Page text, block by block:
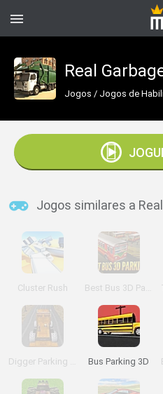
Real
Jogos / Jogos de
Jogos similares a
Cluster Rush Best Bus 3D Parking
Digger Parking Sim Bus Parking 3D